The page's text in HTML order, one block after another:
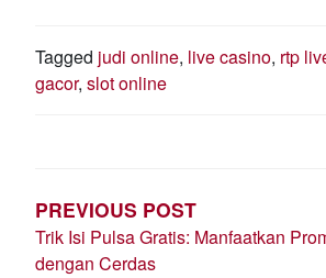
Tagged judi online, live casino, rtp
gacor, slot online
PREVIOUS POST
Trik Isi Pulsa Gratis: Manfaatkan
dengan Cerdas